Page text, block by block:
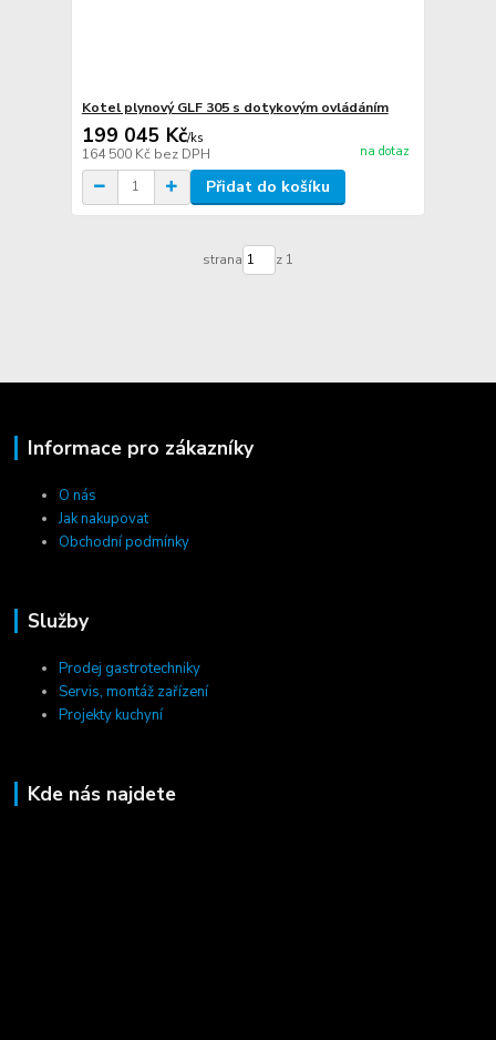
Kotel plynový GLF 305 s dotykovým ovládáním
199 045 Kč/ks
164 500 Kč bez DPH na dotaz
Přidat do košíku
strana z 1
Informace pro zákazníky
O nás
Jak nakupovat
Obchodní podmínky
Služby
Prodej gastrotechniky
Servis, montáž zařízení
Projekty kuchyní
Kde nás najdete